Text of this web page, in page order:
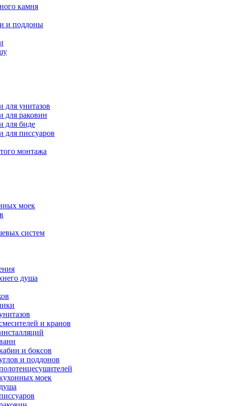
камня
и поддоны
для унитазов
для раковин
для биде
для писсуаров
монтажа
моек
систем
душа
и кранов
и боксов
и поддонов
моек